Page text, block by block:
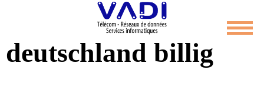
Fincar kaufen in
deutschland billig